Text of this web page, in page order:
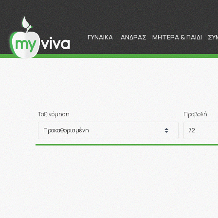
ΓΥΝΑΙΚΑ ΑΝΔΡΑΣ ΜΗΤΕΡΑ & ΠΑΙΔΙ
Ταξινόμηση Προβολή